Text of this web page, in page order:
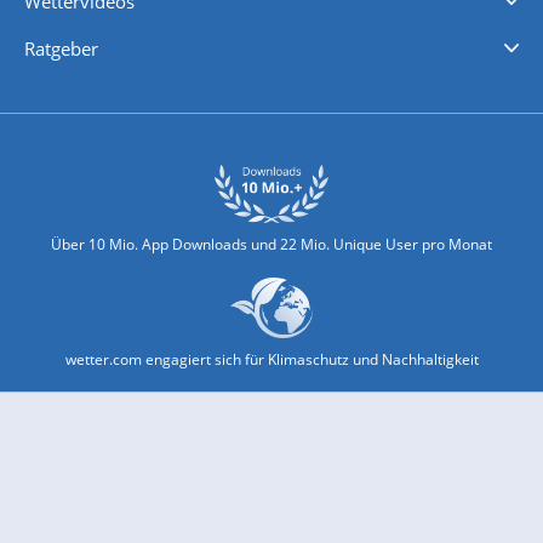
Ratgeber
Über 10 Mio. App Downloads und 22 Mio. Unique User pro Monat
wetter.com engagiert sich für Klimaschutz und Nachhaltigkeit